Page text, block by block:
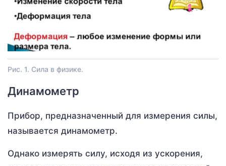
Рис. 1. Сила в физике.
Динамометр
Прибор, предназначенный для измерения силы,
называется динамометр.
Однако измерять силу, исходя из ускорения,